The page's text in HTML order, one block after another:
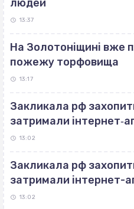
людей
13:37
На Золотоніщині вже
пожежу торфовища
13:17
Закликала рф
затримали
13:02
Закликала рф
затримали інтернет-
13:02